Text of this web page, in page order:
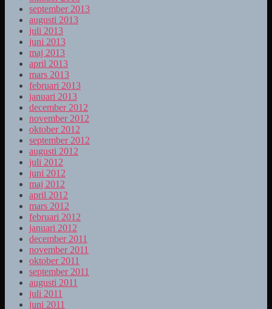
september 2013
augusti 2013
juli 2013
juni 2013
maj 2013
april 2013
mars 2013
februari 2013
januari 2013
december 2012
november 2012
oktober 2012
september 2012
augusti 2012
juli 2012
juni 2012
maj 2012
april 2012
mars 2012
februari 2012
januari 2012
december 2011
november 2011
oktober 2011
september 2011
augusti 2011
juli 2011
juni 2011